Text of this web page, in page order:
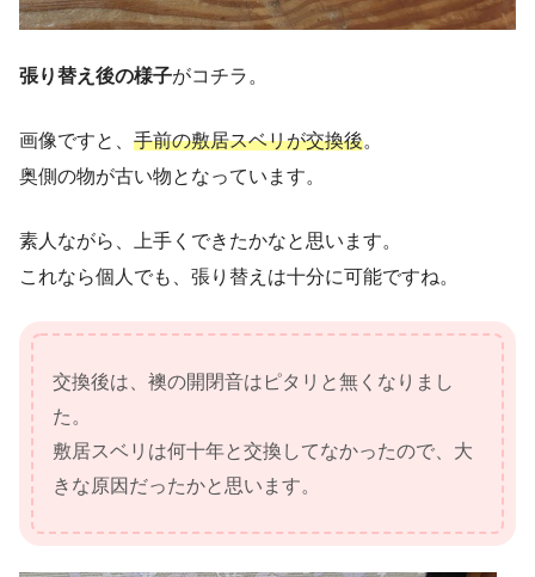
張り替え後の様子がコチラ。
画像ですと、 手前の敷居スベリが交換後。
奥側の物が古い物となっています。
素人ながら、上手くできたかなと思います。
これなら個人でも、張り替えは十分に可能ですね。
交換後は、襖の開閉音はピタリと無くなりまし
た。
敷居スベリは何十年と交換してなかったので、大
きな原因だったかと思います。